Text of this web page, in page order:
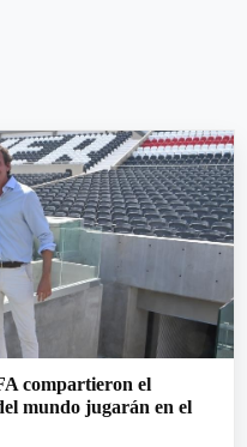
compartieron el
mundo jugarán en el